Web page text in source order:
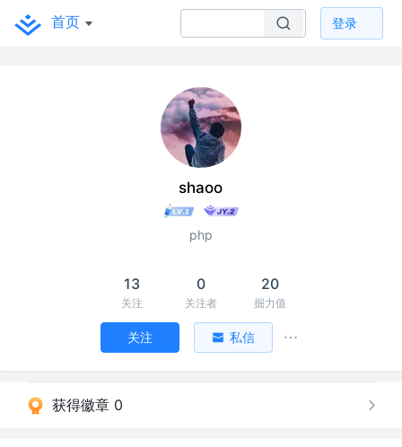
首页 登录
shaoo
php
13
关注
0
关注者
20
掘力值
关注 私信
获得徽章 0